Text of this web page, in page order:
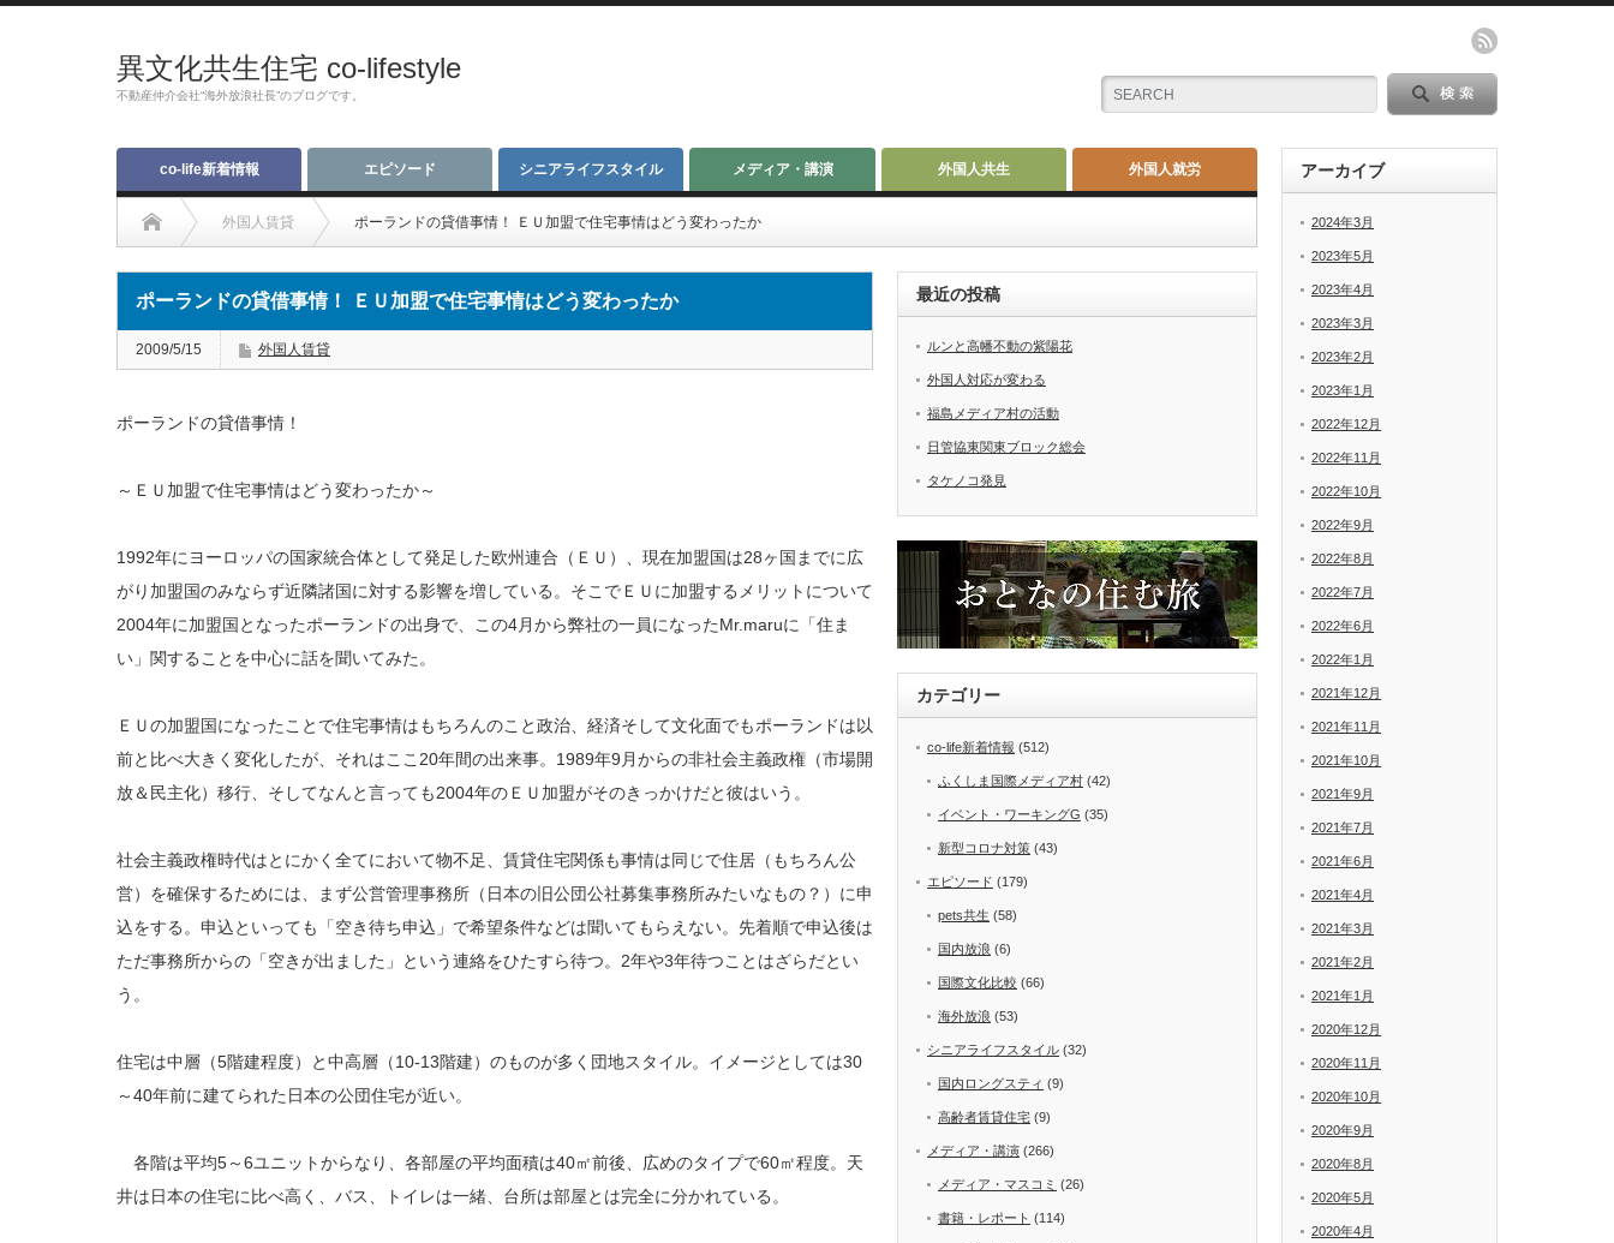
異文化共生住宅 co-lifestyle
不動産仲介会社“海外放浪社長”のブログです。
co-life新着情報 エピソード シニアライフスタイル メディア・講演 外国人共生 外国人就労
外国人賃貸 ポーランドの貸借事情！ ＥＵ加盟で住宅事情はどう変わったか
ポーランドの貸借事情！ ＥＵ加盟で住宅事情はどう変わったか
2009/5/15 外国人賃貸
ポーランドの貸借事情！
～ＥＵ加盟で住宅事情はどう変わったか～
1992年にヨーロッパの国家統合体として発足した欧州連合（ＥＵ）、現在加盟国は28ヶ国までに広
がり加盟国のみならず近隣諸国に対する影響を増している。そこでＥＵに加盟するメリットについて
2004年に加盟国となったポーランドの出身で、この4月から弊社の一員になったMr.maruに「住ま
い」関することを中心に話を聞いてみた。
ＥＵの加盟国になったことで住宅事情はもちろんのこと政治、経済そして文化面でもポーランドは以
前と比べ大きく変化したが、それはここ20年間の出来事。1989年9月からの非社会主義政権（市場開
放＆民主化）移行、そしてなんと言っても2004年のＥＵ加盟がそのきっかけだと彼はいう。
社会主義政権時代はとにかく全てにおいて物不足、賃貸住宅関係も事情は同じで住居（もちろん公
営）を確保するためには、まず公営管理事務所（日本の旧公団公社募集事務所みたいなもの？）に申
込をする。申込といっても「空き待ち申込」で希望条件などは聞いてもらえない。先着順で申込後は
ただ事務所からの「空きが出ました」という連絡をひたすら待つ。2年や3年待つことはざらだとい
う。
住宅は中層（5階建程度）と中高層（10-13階建）のものが多く団地スタイル。イメージとしては30
～40年前に建てられた日本の公団住宅が近い。
各階は平均5～6ユニットからなり、各部屋の平均面積は40㎡前後、広めのタイプで60㎡程度。天
井は日本の住宅に比べ高く、バス、トイレは一緒、台所は部屋とは完全に分かれている。
最近の投稿
ルンと高幡不動の紫陽花
外国人対応が変わる
福島メディア村の活動
日管協東関東ブロック総会
タケノコ発見
カテゴリー
co-life新着情報 (512)
ふくしま国際メディア村 (42)
イベント・ワーキングG (35)
新型コロナ対策 (43)
エピソード (179)
pets共生 (58)
国内放浪 (6)
国際文化比較 (66)
海外放浪 (53)
シニアライフスタイル (32)
国内ロングスティ (9)
高齢者賃貸住宅 (9)
メディア・講演 (266)
メディア・マスコミ (26)
書籍・レポート (114)
アーカイブ
2024年3月
2023年5月
2023年4月
2023年3月
2023年2月
2023年1月
2022年12月
2022年11月
2022年10月
2022年9月
2022年8月
2022年7月
2022年6月
2022年1月
2021年12月
2021年11月
2021年10月
2021年9月
2021年7月
2021年6月
2021年4月
2021年3月
2021年2月
2021年1月
2020年12月
2020年11月
2020年10月
2020年9月
2020年8月
2020年5月
2020年4月